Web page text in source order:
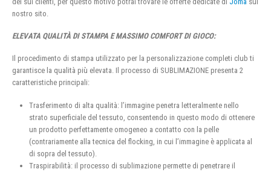
nostro sito.
ELEVATA QUALITÀ DI STAMPA E MASSIMO COMFORT DI GIOCO:
Il procedimento di stampa utilizzato per la personalizzazione completi club ti
garantisce la qualità più elevata. Il processo di SUBLIMAZIONE presenta 2
caratteristiche principali:
Trasferimento di alta qualità: l’immagine penetra letteralmente nello
strato superficiale del tessuto, consentendo in questo modo di ottenere
un prodotto perfettamente omogeneo a contatto con la pelle
(contrariamente alla tecnica del flocking, in cui l’immagine è applicata al
di sopra del tessuto).
Traspirabilità: il processo di sublimazione permette di penetrare il